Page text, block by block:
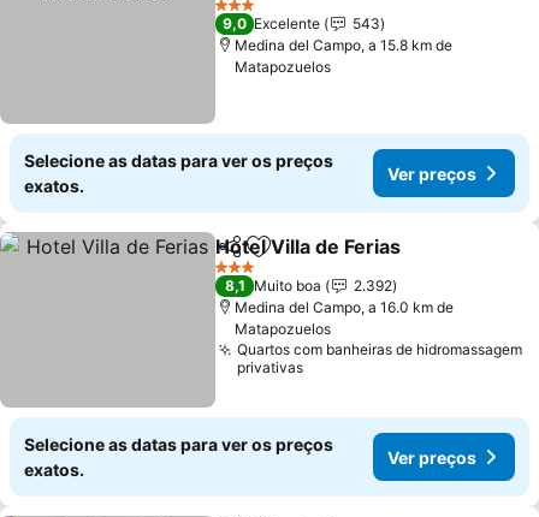
3 Estrelas
9,0 Excelente
543
Medina del Campo, a 15.8 km de
Matapozuelos
Selecione as datas para ver os preços
exatos.
Ver preços
PartilharAdicionar aos favoritos
Hotel Villa de Ferias
3 Estrelas
8,1 Muito boa
2.392
Medina del Campo, a 16.0 km de
Matapozuelos
Quartos com banheiras de hidromassagem
privativas
Selecione as datas para ver os preços
exatos.
Ver preços